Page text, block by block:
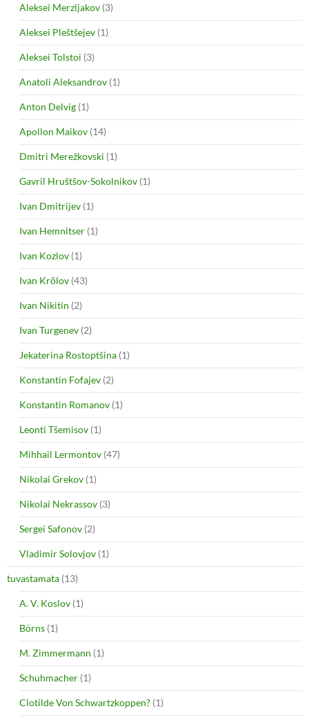
Aleksei Merzljakov (3)
Aleksei Pleštšejev (1)
Aleksei Tolstoi (3)
Anatoli Aleksandrov (1)
Anton Delvig (1)
Apollon Maikov (14)
Dmitri Merežkovski (1)
Gavril Hruštšov-Sokolnikov (1)
Ivan Dmitrijev (1)
Ivan Hemnitser (1)
Ivan Kozlov (1)
Ivan Krõlov (43)
Ivan Nikitin (2)
Ivan Turgenev (2)
Jekaterina Rostoptšina (1)
Konstantin Fofajev (2)
Konstantin Romanov (1)
Leonti Tšemisov (1)
Mihhail Lermontov (47)
Nikolai Grekov (1)
Nikolai Nekrassov (3)
Sergei Safonov (2)
Vladimir Solovjov (1)
tuvastamata (13)
A. V. Koslov (1)
Börns (1)
M. Zimmermann (1)
Schuhmacher (1)
Clotilde Von Schwartzkoppen? (1)